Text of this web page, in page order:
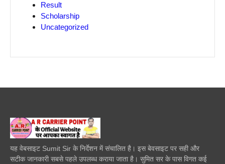
Result
Scholarship
Uncategorized
यह वेबसाइट Sumit Sir के निर्देशन में संचालित है। इस बेवसाइट पर सही और
सटीक जानकारी सबसे पहले उपलब्ध कराया जाता है। सुमित सर के पास विगत कई